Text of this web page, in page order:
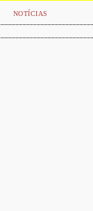
NOTÍCIAS